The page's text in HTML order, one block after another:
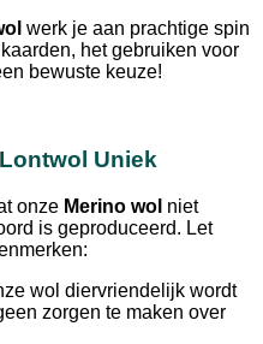
werk je aan prachtige spin
het gebruiken voor
bewuste keuze!
Uniek
onze Merino wol niet
is geproduceerd. Let
wol diervriendelijk wordt
zorgen te maken over